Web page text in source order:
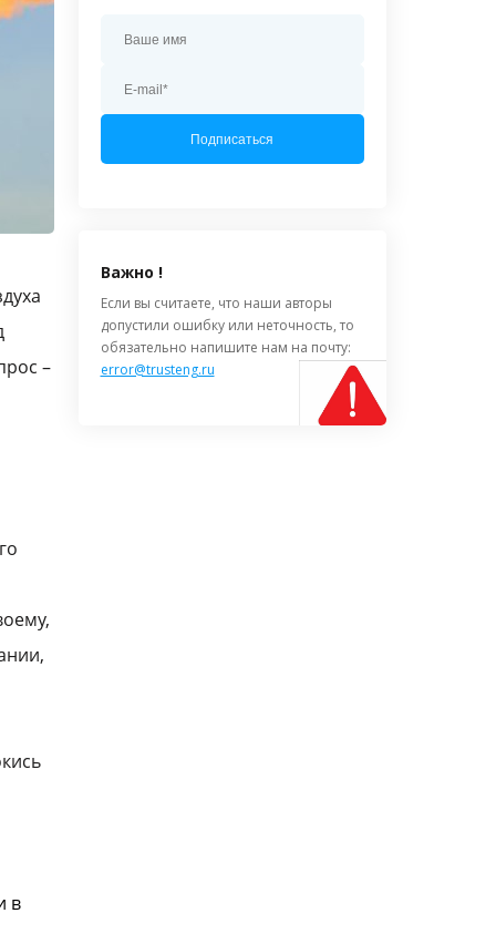
–
в
Подписаться
Важно !
Если вы считаете, что наши авторы
допустили ошибку или неточность, то
обязательно напишите нам на почту:
error@trusteng.ru